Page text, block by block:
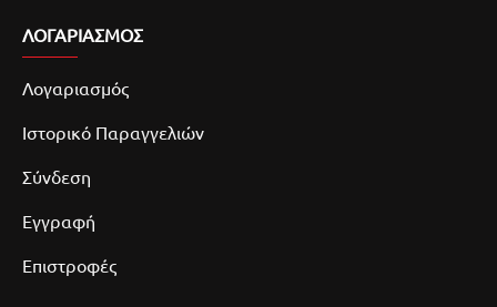
ΛΟΓΑΡΙΑΣΜΌΣ
Λογαριασμός
Ιστορικό Παραγγελιών
Σύνδεση
Εγγραφή
Επιστροφές